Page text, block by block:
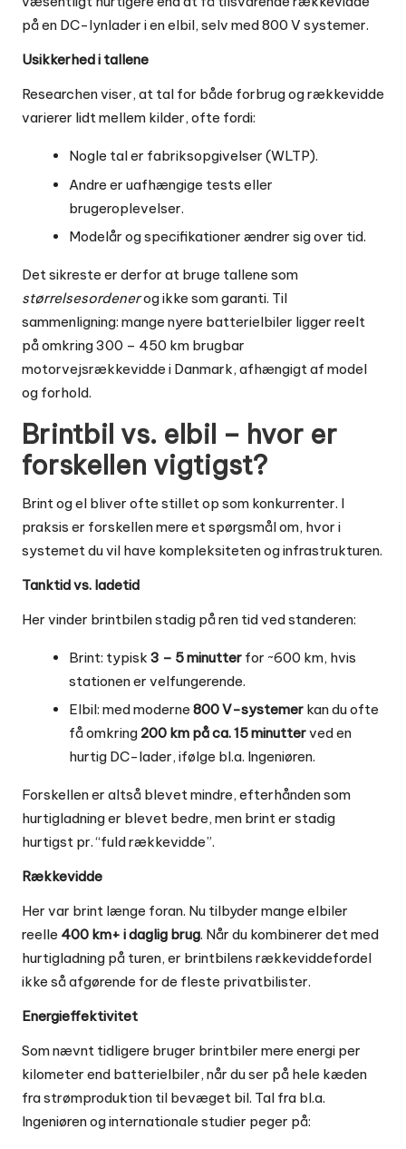
på en DC-lynlader i en elbil, selv med 800 V systemer.
Usikkerhed i tallene
Researchen viser, at tal for både forbrug og rækkevidde
varierer lidt mellem kilder, ofte fordi:
Nogle tal er fabriksopgivelser (WLTP).
Andre er uafhængige tests eller
brugeroplevelser.
Modelår og specifikationer ændrer sig over tid.
Det sikreste er derfor at bruge tallene som
størrelsesordenerog ikke som garanti. Til
sammenligning: mange nyere batterielbiler ligger reelt
på omkring 300 – 450 km brugbar
motorvejsrækkevidde i Danmark, afhængigt af model
og forhold.
Brintbil vs. elbil – hvor er
forskellen vigtigst?
Brint og el bliver ofte stillet op som konkurrenter. I
praksis er forskellen mere et spørgsmål om, hvor i
systemet du vil have kompleksiteten og infrastrukturen.
Tanktid vs. ladetid
Her vinder brintbilen stadig på ren tid ved standeren:
Brint: typisk 3 – 5 minutter for ~600 km, hvis
stationen er velfungerende.
Elbil: med moderne 800 V-systemer kan du ofte
få omkring 200 km på ca. 15 minutterved en
hurtig DC-lader, ifølge bl.a. Ingeniøren.
Forskellen er altså blevet mindre, efterhånden som
hurtigladning er blevet bedre, men brint er stadig
hurtigst pr. “fuld rækkevidde”.
Rækkevidde
Her var brint længe foran. Nu tilbyder mange elbiler
reelle 400 km+ i daglig brug. Når du kombinerer det med
hurtigladning på turen, er brintbilens rækkeviddefordel
ikke så afgørende for de fleste privatbilister.
Energieffektivitet
Som nævnt tidligere bruger brintbiler mere energi per
kilometer end batterielbiler, når du ser på hele kæden
fra strømproduktion til bevæget bil. Tal fra bl.a.
Ingeniøren og internationale studier peger på: